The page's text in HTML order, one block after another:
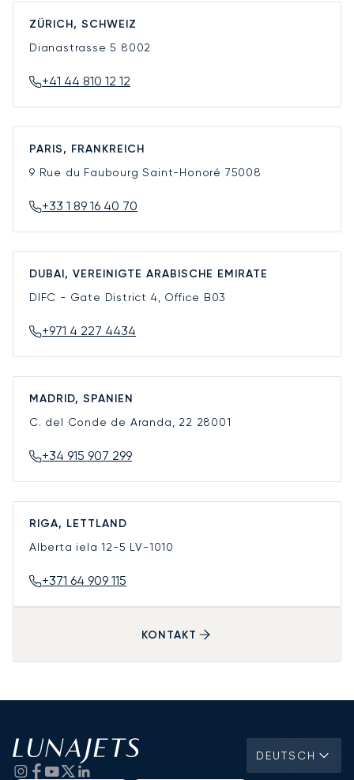
ZÜRICH, SCHWEIZ
Dianastrasse 5 8002
+41 44 810 12 12
PARIS, FRANKREICH
9 Rue du Faubourg Saint-Honoré 75008
+33 1 89 16 40 70
DUBAI, VEREINIGTE ARABISCHE EMIRATE
DIFC - Gate District 4, Office B03
+971 4 227 4434
MADRID, SPANIEN
C. del Conde de Aranda, 22 28001
+34 915 907 299
RIGA, LETTLAND
Alberta iela 12-5 LV-1010
+371 64 909 115
KONTAKT
DEUTSCH